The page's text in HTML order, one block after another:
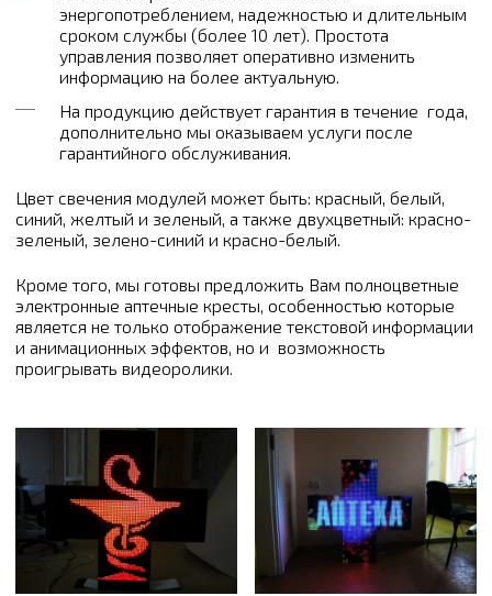
энергопотреблением, надежностью и длительным
сроком службы (более 10 лет). Простота
управления позволяет оперативно изменить
информацию на более актуальную.
На продукцию действует гарантия в течение года,
дополнительно мы оказываем услуги после
гарантийного обслуживания.
Цвет свечения модулей может быть: красный, белый,
синий, желтый и зеленый, а также двухцветный: красно-
зеленый, зелено-синий и красно-белый.
Кроме того, мы готовы предложить Вам полноцветные
электронные аптечные кресты, особенностью которые
является не только отображение текстовой информации
и анимационных эффектов, но и возможность
проигрывать видеоролики.